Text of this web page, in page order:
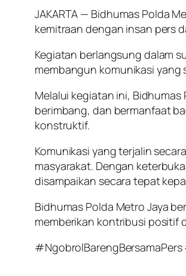
JAKARTA — Bidhumas Polda
kemitraan dengan insan pers
Kegiatan berlangsung dalam
membangun komunikasi yang
Melalui kegiatan ini,
berimbang, dan bermanfaat
konstruktif.
Komunikasi yang terjalin
masyarakat. Dengan
disampaikan secara tepat
Bidhumas Polda Metro Jaya
memberikan kontribusi positif